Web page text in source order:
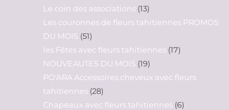
Le coin des associations 13
Les couronnes de fleurs tahitiennes PROMOS
DU MOIS 51
les Fêtes avec fleurs tahitiennes 17
NOUVEAUTES DU MOIS 19
PO'ARA Accessoires cheveux avec fleurs
tahitiennes 28
Chapeaux avec fleurs tahitiennes 6